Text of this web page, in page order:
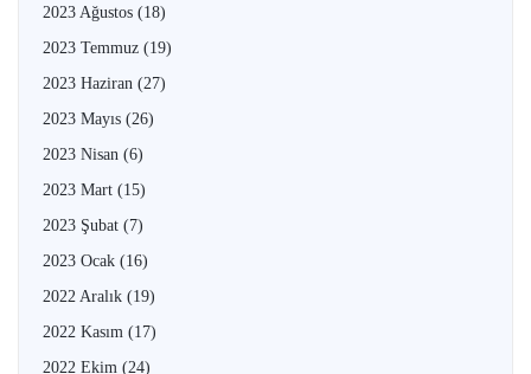
2023 Ağustos (18)
2023 Temmuz (19)
2023 Haziran (27)
2023 Mayıs (26)
2023 Nisan (6)
2023 Mart (15)
2023 Şubat (7)
2023 Ocak (16)
2022 Aralık (19)
2022 Kasım (17)
2022 Ekim (24)